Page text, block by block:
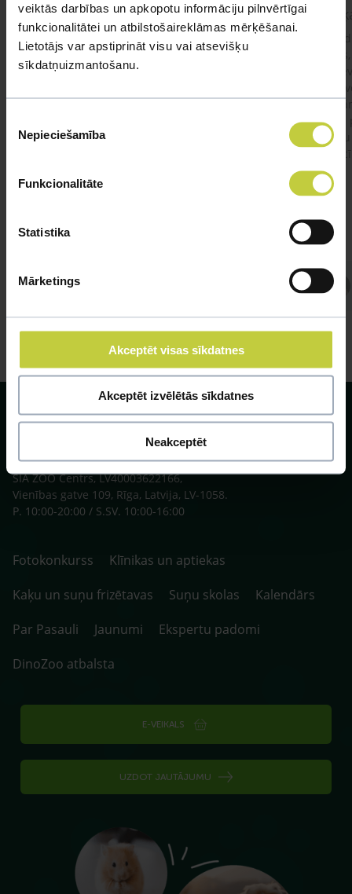
veiktās darbības un apkopotu informāciju pilnvērtīgai
funkcionalitātei un atbilstošaireklāmas mērķēšanai.
Lietotājs var apstiprināt visu vai atsevišķu
sīkdatņuizmantošanu.
izvēle
Nepieciešamība
Funkcionalitāte
Statistika
Mārketings
Akceptēt visas sīkdatnes
Akceptēt izvēlētās sīkdatnes
Neakceptēt
kaķis apēdis plēvi
Ja kaķim gadījies apēst plastiku ,ko ieklāj zem
garnelēm kārbiņās apakšā.Kādas sekas varētu
būt?Kā kaķis varētu reağēt...Ko darīt?
Atbild Veterinārārsts,
viņš
SIA ZOO Centrs, LV40003622166,
Vienības gatve 109, Rīga, Latvija, LV-1058.
P. 10:00-20:00 / S.SV. 10:00-16:00
Fotokonkurss
Klīnikas un aptiekas
Kaķu un suņu frizētavas
Suņu skolas
Kalendārs
Par Pasauli
Jaunumi
Ekspertu padomi
DinoZoo atbalsta
E-VEIKALS
UZDOT JAUTĀJUMU